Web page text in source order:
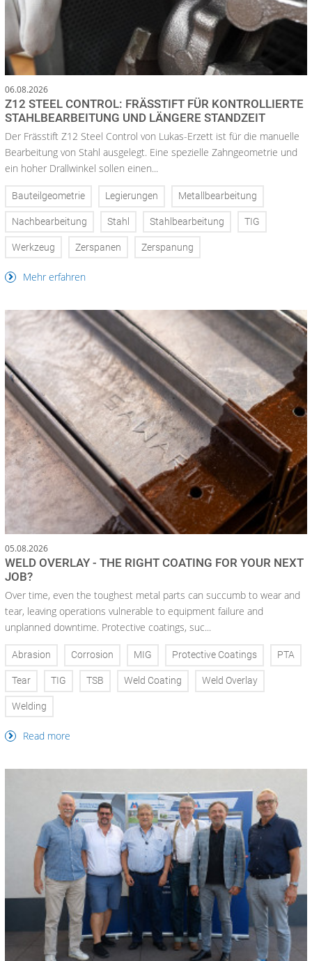
06.08.2026
Z12 STEEL CONTROL: FRÄSSTIFT FÜR KONTROLLIERTE
STAHLBEARBEITUNG UND LÄNGERE STANDZEIT
Der Frässtift Z12 Steel Control von Lukas-Erzett ist für die manuelle
Bearbeitung von Stahl ausgelegt. Eine spezielle Zahngeometrie und
ein hoher Drallwinkel sollen einen...
Bauteilgeometrie Legierungen Metallbearbeitung
Nachbearbeitung Stahl Stahlbearbeitung TIG
Werkzeug Zerspanen Zerspanung
Mehr erfahren
05.08.2026
WELD OVERLAY - THE RIGHT COATING FOR YOUR NEXT
JOB?
Over time, even the toughest metal parts can succumb to wear and
tear, leaving operations vulnerable to equipment failure and
unplanned downtime. Protective coatings, suc...
Abrasion Corrosion MIG Protective Coatings PTA
Tear TIG TSB Weld Coating Weld Overlay
Welding
Read more